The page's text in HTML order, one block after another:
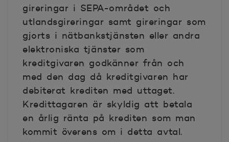
gireringar i SEPA-området och
utlandsgireringar samt gireringar som
gjorts i nätbankstjänsten eller andra
elektroniska tjänster som
kreditgivaren godkänner från och
med den dag då kreditgivaren har
debiterat krediten med uttaget.
Kredittagaren är skyldig att betala
en årlig ränta på krediten som man
kommit överens om i detta avtal.